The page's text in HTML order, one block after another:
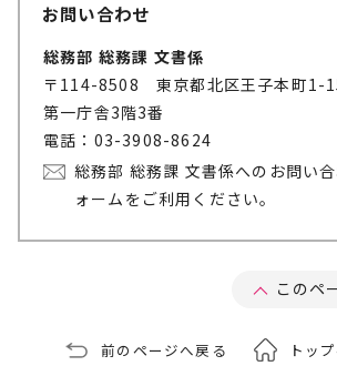
お問い合わせ
総務部 総務課 文書係
〒114-8508 東京都北区王子本町1-
第一庁舎3階3番
電話：03-3908-8624
総務部 総務課 文書係へのお問い
ォームをご利用ください。
このペ
前のページへ戻る トッ